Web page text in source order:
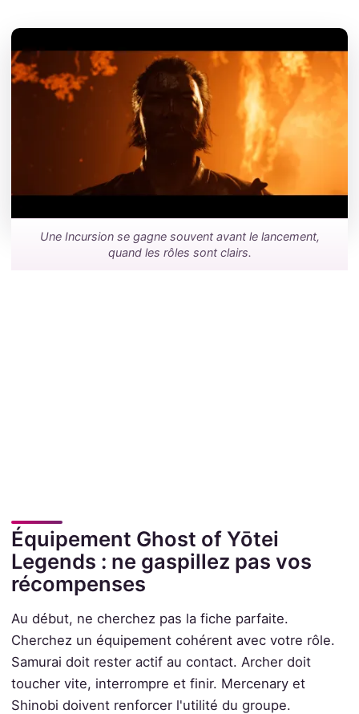
Une Incursion se gagne souvent avant le lancement,
quand les rôles sont clairs.
Équipement Ghost of Yōtei
Legends : ne gaspillez pas vos
récompenses
Au début, ne cherchez pas la fiche parfaite.
Cherchez un équipement cohérent avec votre rôle.
Samurai doit rester actif au contact. Archer doit
toucher vite, interrompre et finir. Mercenary et
Shinobi doivent renforcer l'utilité du groupe.